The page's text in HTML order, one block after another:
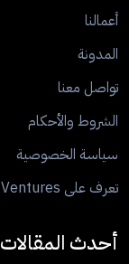
أعمالنا
المدونة
تواصل معنا
الشروط والأحكام
سياسة الخصوصية
تعرف على True Ventures
أحدث المقالات